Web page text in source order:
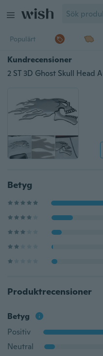
Populärt
Kundrecensioner
Betyg
Produktrecensioner
Betyg
Positiv
Neutral